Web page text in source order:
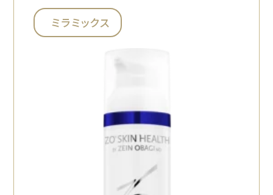
ミラミックス